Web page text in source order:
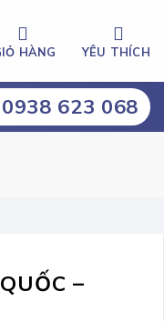
HÀNG YÊU THÍCH
0938 623 068
–